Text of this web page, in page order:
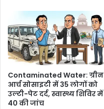
Contaminated Water: ग्रीन
आर्च सोसाइटी में 35 लोगों को
उल्टी-पेट दर्द, स्वास्थ्य शिविर में
40 की जांच